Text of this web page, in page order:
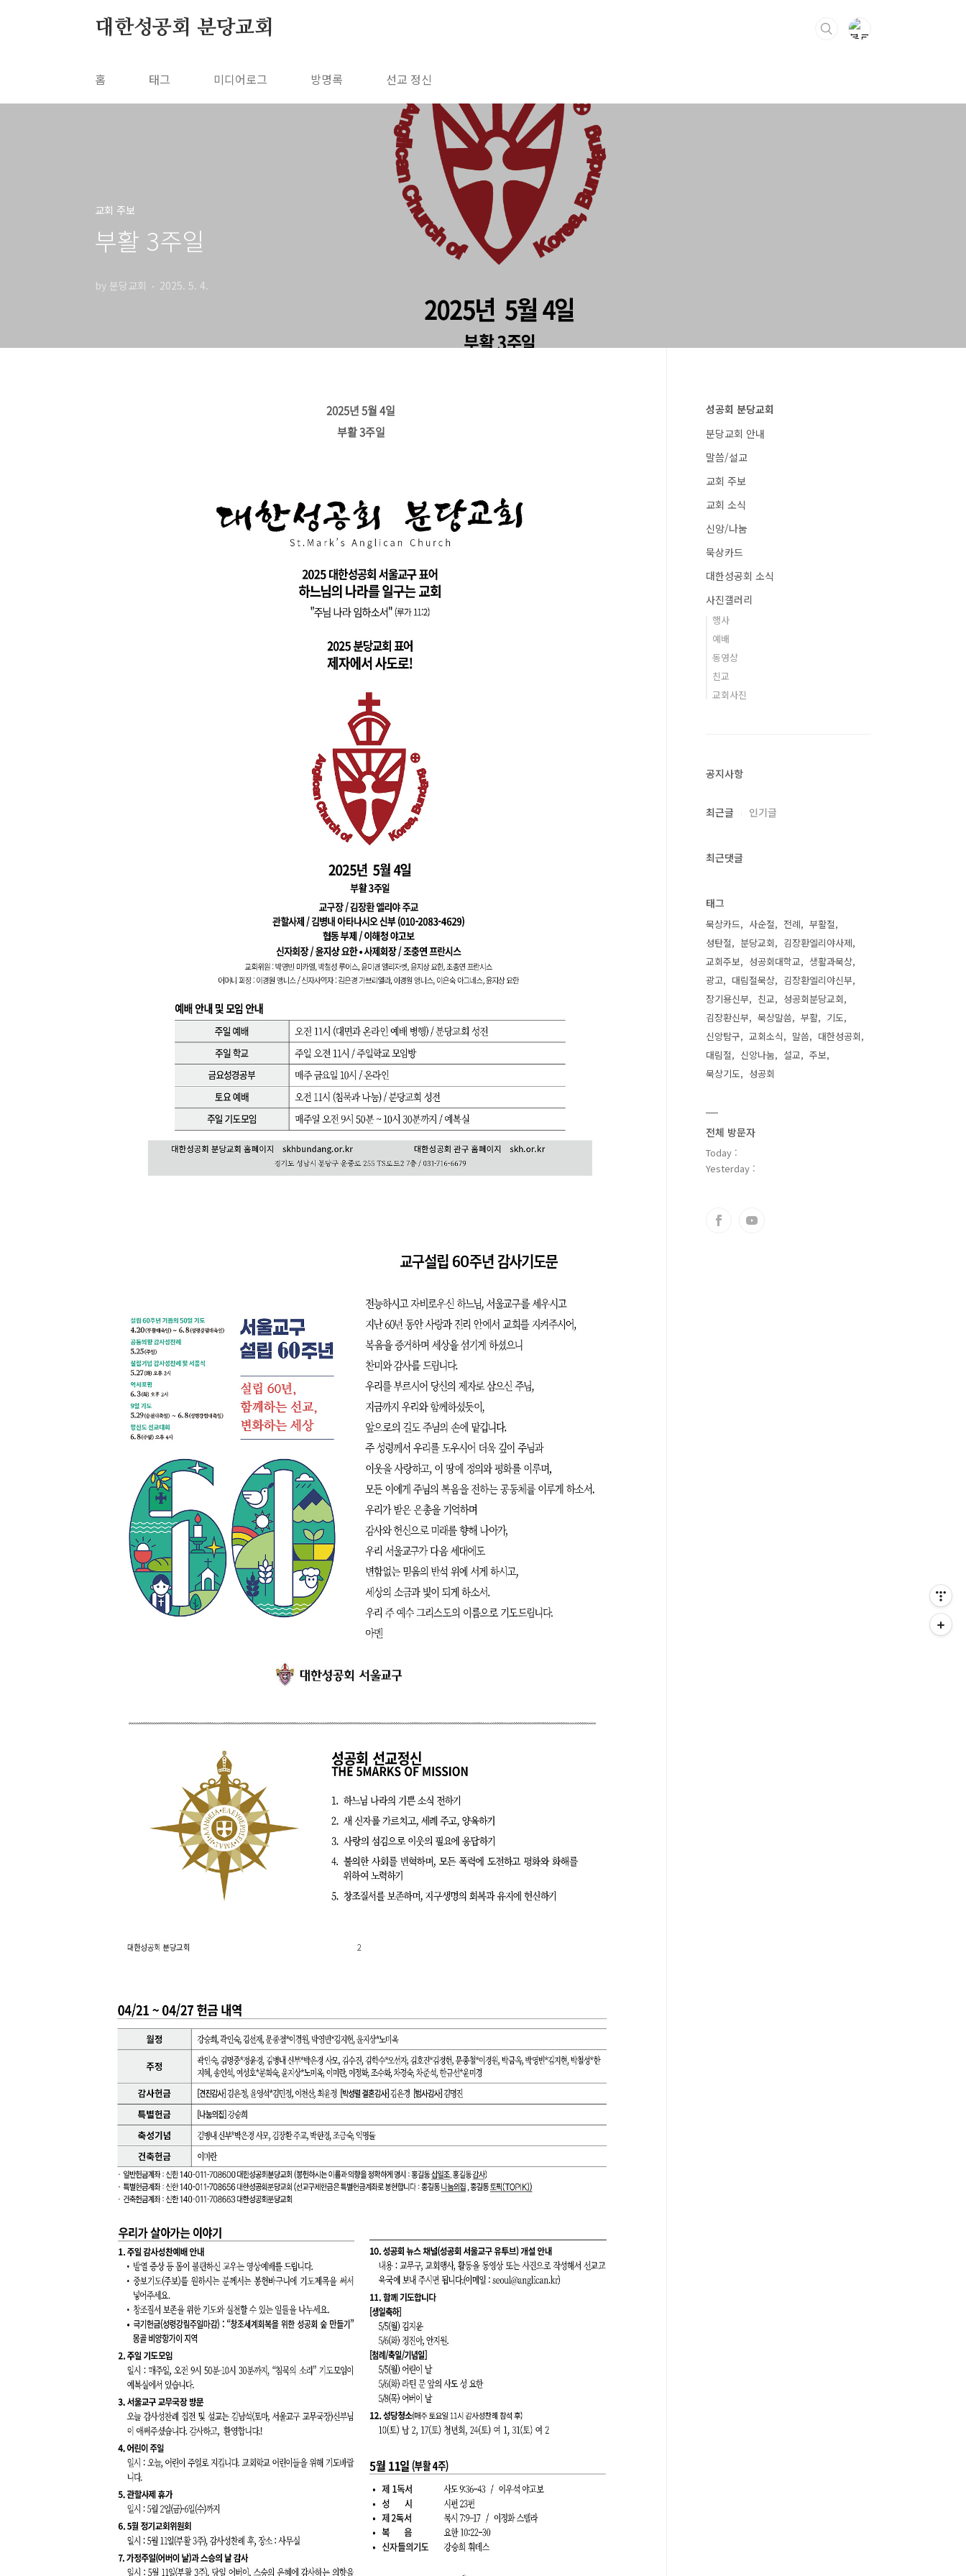
대한성공회 분당교회
홈 태그 미디어로그 방명록 선교 정신
교회 주보
부활 3주일
by 분당교회 2025. 5. 4.
2025년 5월 4일
부활 3주일
성공회 분당교회
분당교회 안내
말씀/설교
교회 주보
교회 소식
신앙/나눔
묵상카드
대한성공회 소식
사진갤러리
행사
예배
동영상
친교
교회사진
공지사항
최근글 인기글
최근댓글
태그
묵상카드 사순절 전례
부활절
성탄절
분당교회
김장환엘리야사제
교회주보
성공회대학교
생활과묵상
광고
대림절묵상
김장환엘리야신부
장기용신부
친교
성공회분당교회
김장환신부
묵상말씀 부활
기도
신앙탐구
교회소식 말씀
대한성공회
대림절
신앙나눔 설교
주보
묵상기도
성공회
전체 방문자
Today :
Yesterday :